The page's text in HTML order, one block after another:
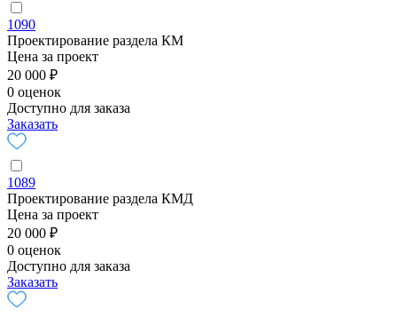
1090
Проектирование раздела КМ
Цена за проект
20 000 ₽
0 оценок
Доступно для заказа
Заказать
1089
Проектирование раздела КМД
Цена за проект
20 000 ₽
0 оценок
Доступно для заказа
Заказать